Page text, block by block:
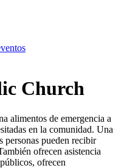
Church
alimentos de emergencia a
en la comunidad. Una
personas pueden recibir
ofrecen asistencia
ofrecen